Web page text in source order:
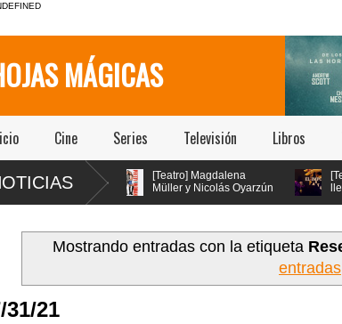
MÁGICAS
Cine Series Televisión Libros
[Teatro] Magdalena
Müller y Nicolás Oyarzún
[Teatro] “El
lleva el
Mostrando entradas con la etiqueta
entradas
31/21